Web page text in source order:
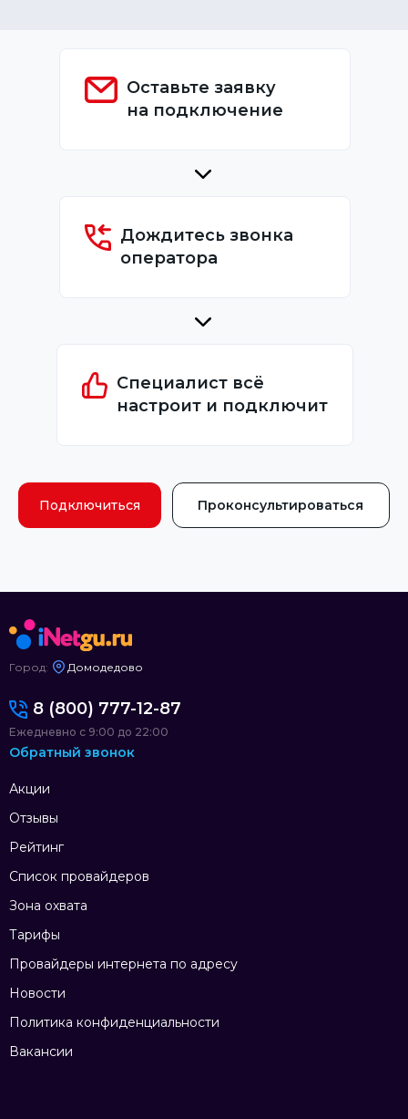
Оставьте заявку
на подключение
Дождитесь звонка
оператора
Специалист всё
настроит и подключит
Подключиться Проконсультироваться
Город: Домодедово
Акции
Отзывы
Рейтинг
Список провайдеров
Зона охвата
Тарифы
Провайдеры интернета по адресу
Новости
Политика конфиденциальности
Вакансии
8 (800) 777-12-87
Ежедневно с 9:00 до 22:00
Обратный звонок